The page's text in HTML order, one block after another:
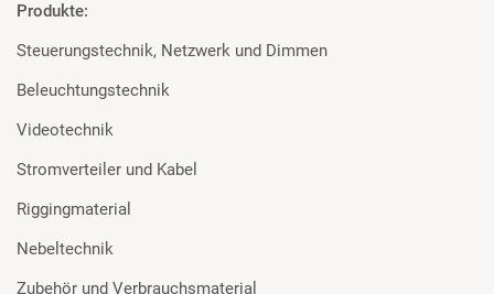
Produkte:
Steuerungstechnik, Netzwerk und Dimmen
Beleuchtungstechnik
Videotechnik
Stromverteiler und Kabel
Riggingmaterial
Nebeltechnik
Zubehör und Verbrauchsmaterial